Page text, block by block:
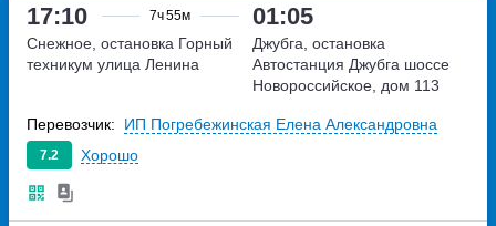
17:10 7ч55м 01:05
Снежное, остановка Горный
техникум улица Ленина
Джубга, остановка
Автостанция Джубга шоссе
Новороссийское, дом 113
7.2 Хорошо
Перевозчик: ИП Погребежинская Елена Александровна